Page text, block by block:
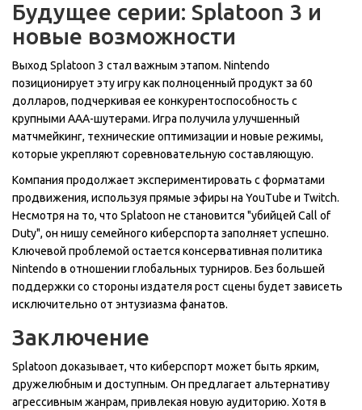
Будущее серии: Splatoon 3 и
новые возможности
Выход Splatoon 3 стал важным этапом. Nintendo
позиционирует эту игру как полноценный продукт за 60
долларов, подчеркивая ее конкурентоспособность с
крупными AAA-шутерами. Игра получила улучшенный
матчмейкинг, технические оптимизации и новые режимы,
которые укрепляют соревновательную составляющую.
Компания продолжает экспериментировать с форматами
продвижения, используя прямые эфиры на YouTube и Twitch.
Несмотря на то, что Splatoon не становится "убийцей Call of
Duty", он нишу семейного киберспорта заполняет успешно.
Ключевой проблемой остается консервативная политика
Nintendo в отношении глобальных турниров. Без большей
поддержки со стороны издателя рост сцены будет зависеть
исключительно от энтузиазма фанатов.
Заключение
Splatoon доказывает, что киберспорт может быть ярким,
дружелюбным и доступным. Он предлагает альтернативу
агрессивным жанрам, привлекая новую аудиторию. Хотя в